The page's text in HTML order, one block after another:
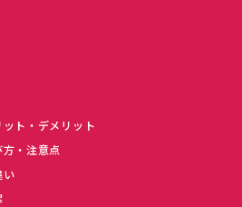
ト・デメリット
・注意点
い